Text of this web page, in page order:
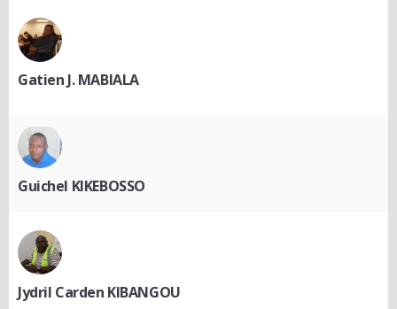
Gatien J. MABIALA
Guichel KIKEBOSSO
Jydril Carden KIBANGOU